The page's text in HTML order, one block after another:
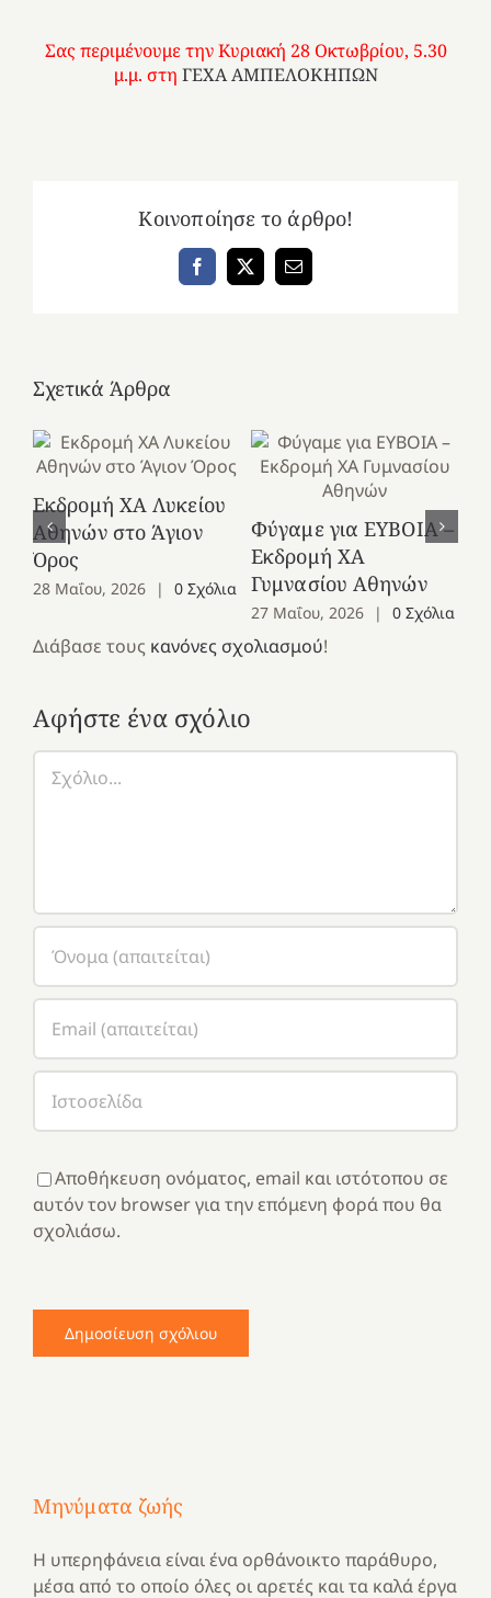
Σας περιμένουμε την Κυριακή 28 Οκτωβρίου, 5.30
μ.μ. στη ΓΕΧΑ ΑΜΠΕΛΟΚΗΠΩΝ
Κοινοποίησε το άρθρο!
Facebook
X Email
Σχετικά Άρθρα
Εκδρομή ΧΑ Λυκείου
Αθηνών στο Άγιον
Όρος
28 Μαΐου, 2026 | 0 Σχόλια
Φύγαμε για ΕΥΒΟΙΑ –
Εκδρομή ΧΑ
Γυμνασίου Αθηνών
27 Μαΐου, 2026 | 0 Σχόλια
Διάβασε τους κανόνες σχολιασμού!
Αφήστε ένα σχόλιο
Αποθήκευση ονόματος, email και ιστότοπου σε
αυτόν τον browser για την επόμενη φορά που θα
σχολιάσω.
Μηνύματα ζωής
Η υπερηφάνεια είναι ένα ορθάνοικτο παράθυρο,
μέσα από το οποίο όλες οι αρετές και τα καλά έργα